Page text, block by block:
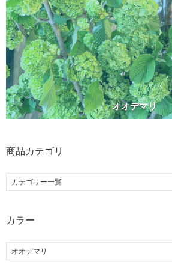
オオデマリ
商品カテゴリ
カラー